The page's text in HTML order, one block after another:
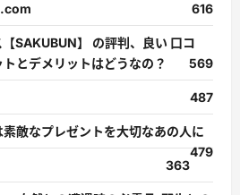
616
SAKUBUN】 の評判、良い 口コ
とデメリットはどうなの？
569
487
敵なプレゼントを大切なあの人に
479
363